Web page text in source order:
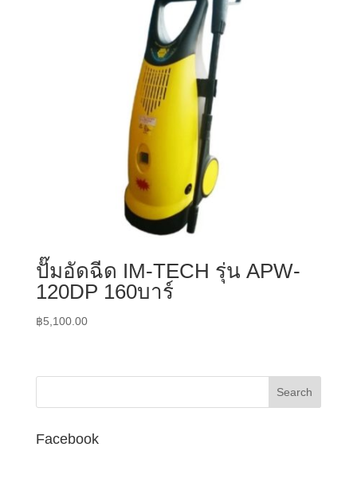
ปั๊มอัดฉีด IM-TECH รุ่น APW-
120DP 160บาร์
฿5,100.00
Facebook